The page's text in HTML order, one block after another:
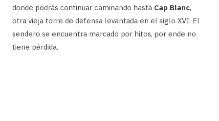
donde podrás continuar caminando hasta Cap Blanc,
otra vieja torre de defensa levantada en el siglo XVI. El
sendero se encuentra marcado por hitos, por ende no
tiene pérdida.